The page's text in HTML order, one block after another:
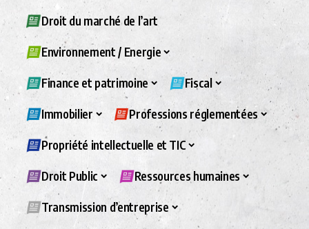
Droit du marché de l’art
Environnement / Energie
Finance et patrimoine Fiscal
Immobilier Professions réglementées
Propriété intellectuelle et TIC
Droit Public Ressources humaines
Transmission d’entreprise